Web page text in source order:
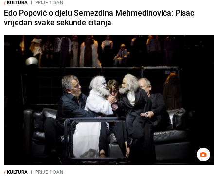
/KULTURA I PRIJE 1 DAN
Edo Popović o djelu Semezdina Mehmedinovića: Pisac
vrijedan svake sekunde čitanja
/KULTURA I PRIJE 1 DAN